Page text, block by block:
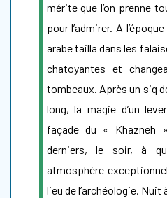
mérite que l’on prenne
pour l’admirer. A
arabe tailla dans les
chatoyantes et
tombeaux. Après un siq
long, la magie d’un
façade du « Khazneh
derniers, le soir, à
atmosphère
lieu de l’archéologie. Nuit